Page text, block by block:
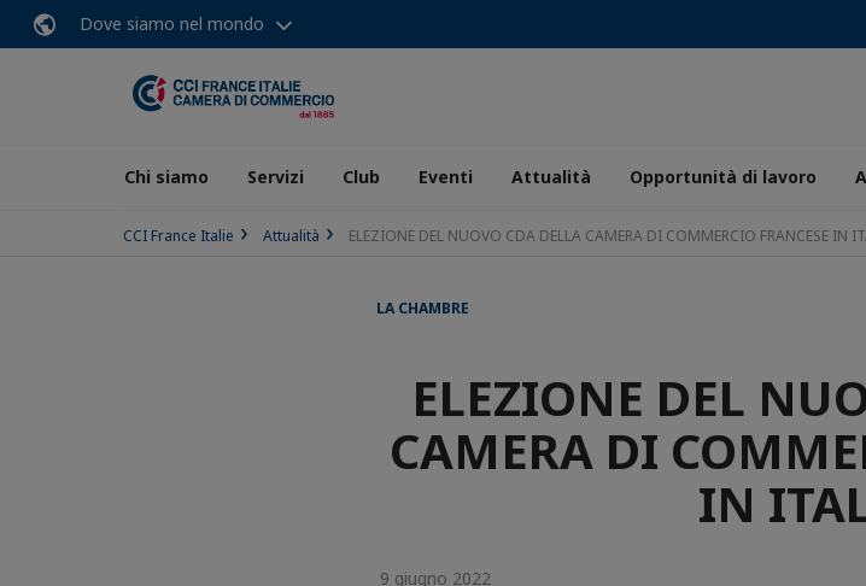
Dove siamo nel mondo
Chi siamo Servizi Club Eventi Attualità Opportunità di lavoro
CCI France Italie Attualità ELEZIONE DEL NUOVO CDA DELLA CAMERA DI COMMERCIO FRANCESE IN
LA CHAMBRE
ELEZIONE DEL
CAMERA DI
IN
9 giugno 2022